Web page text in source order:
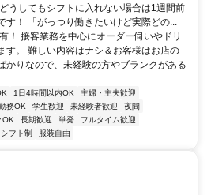
うしてもシフトに入れない場合は1週間前
！ 「がっつり働きたいけど実際どの...
！ 接客業務を中心にオーダー伺いやドリ
す。 難しい内容はナシ＆お客様はお店の
かりなので、未経験の方やブランクがある
1日4時間以内OK
主婦・主夫歓迎
務OK 学生歓迎 未経験者歓迎
夜間
OK 長期歓迎 単発
フルタイム歓迎
シフト制 服装自由